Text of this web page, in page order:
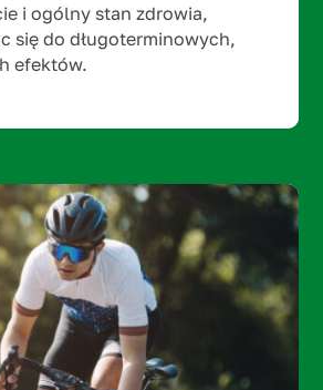
i ogólny stan zdrowia,
się do długoterminowych,
efektów.